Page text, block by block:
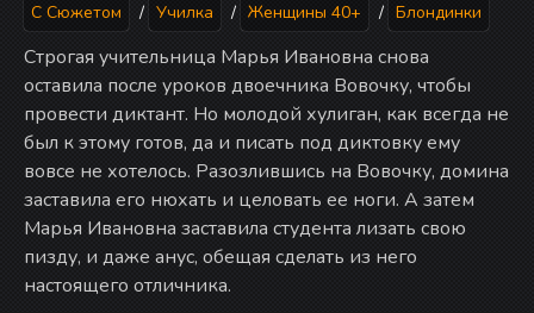
С Сюжетом
/ Училка / Женщины 40+ / Блондинки
Строгая учительница Марья Ивановна снова
оставила после уроков двоечника Вовочку, чтобы
провести диктант. Но молодой хулиган, как всегда не
был к этому готов, да и писать под диктовку ему
вовсе не хотелось. Разозлившись на Вовочку, домина
заставила его нюхать и целовать ее ноги. А затем
Марья Ивановна заставила студента лизать свою
пизду, и даже анус, обещая сделать из него
настоящего отличника.